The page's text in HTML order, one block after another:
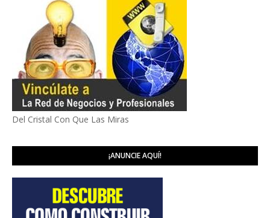
Del Cristal Con Que Las Miras
¡ANUNCIE AQUÍ!